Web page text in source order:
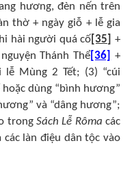
hương, đèn nến trên
thờ + ngày giỗ + lễ gia
hài người quá cố [35]
+
Thánh Thể [36]
+
Mùng 2 Tết; (3) “cúi
dùng “bình hương”
và “dâng hương”;
trongSách Lễ Rôma các
làn điệu dân tộc vào